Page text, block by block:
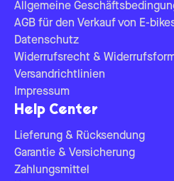
Allgemeine
AGB für den Verkauf von E-
Datenschutz
Widerrufsrecht &
Versandrichtlinien
Impressum
Help Center
Lieferung & Rücksendung
Garantie & Versicherung
Zahlungsmittel